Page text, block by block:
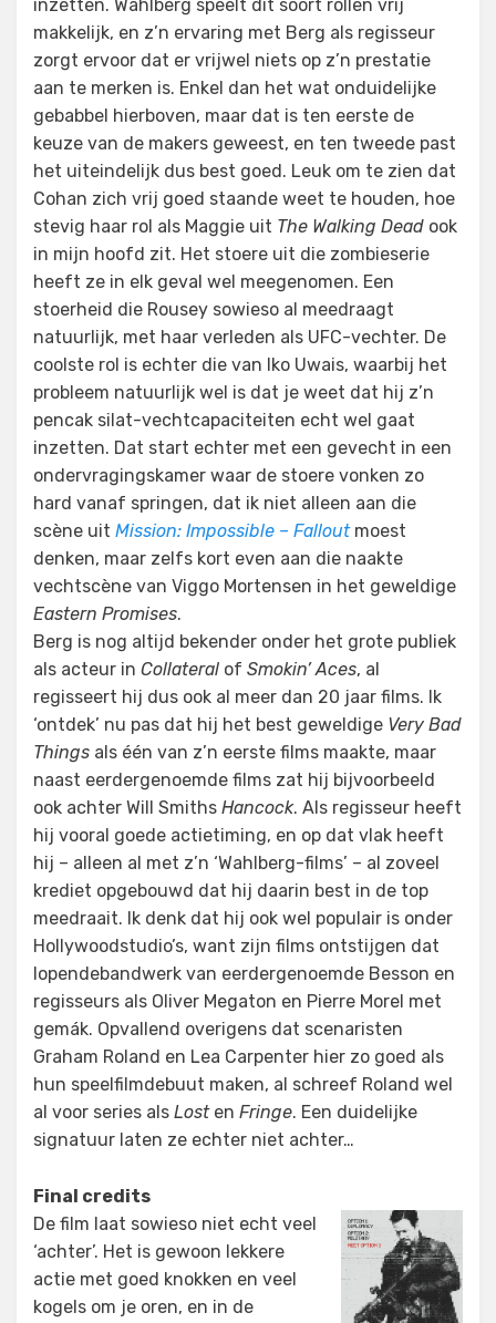
inzetten. Wahlberg speelt dit soort rollen vrij
makkelijk, en z’n ervaring met Berg als regisseur
zorgt ervoor dat er vrijwel niets op z’n prestatie
aan te merken is. Enkel dan het wat onduidelijke
gebabbel hierboven, maar dat is ten eerste de
keuze van de makers geweest, en ten tweede past
het uiteindelijk dus best goed. Leuk om te zien dat
Cohan zich vrij goed staande weet te houden, hoe
stevig haar rol als Maggie uit The Walking Dead ook
in mijn hoofd zit. Het stoere uit die zombieserie
heeft ze in elk geval wel meegenomen. Een
stoerheid die Rousey sowieso al meedraagt
natuurlijk, met haar verleden als UFC-vechter. De
coolste rol is echter die van Iko Uwais, waarbij het
probleem natuurlijk wel is dat je weet dat hij z’n
pencak silat-vechtcapaciteiten echt wel gaat
inzetten. Dat start echter met een gevecht in een
ondervragingskamer waar de stoere vonken zo
hard vanaf springen, dat ik niet alleen aan die
scène uit Mission: Impossible – Falloutmoest
denken, maar zelfs kort even aan die naakte
vechtscène van Viggo Mortensen in het geweldige
Eastern Promises.
Berg is nog altijd bekender onder het grote publiek
als acteur in Collateral of Smokin’ Aces, al
regisseert hij dus ook al meer dan 20 jaar films. Ik
‘ontdek’ nu pas dat hij het best geweldige Very Bad
Things als één van z’n eerste films maakte, maar
naast eerdergenoemde films zat hij bijvoorbeeld
ook achter Will Smiths Hancock. Als regisseur heeft
hij vooral goede actietiming, en op dat vlak heeft
hij – alleen al met z’n ‘Wahlberg-films’ – al zoveel
krediet opgebouwd dat hij daarin best in de top
meedraait. Ik denk dat hij ook wel populair is onder
Hollywoodstudio’s, want zijn films ontstijgen dat
lopendebandwerk van eerdergenoemde Besson en
regisseurs als Oliver Megaton en Pierre Morel met
gemák. Opvallend overigens dat scenaristen
Graham Roland en Lea Carpenter hier zo goed als
hun speelfilmdebuut maken, al schreef Roland wel
al voor series als Losten Fringe. Een duidelijke
signatuur laten ze echter niet achter…
Final credits
De film laat sowieso niet echt veel
‘achter’. Het is gewoon lekkere
actie met goed knokken en veel
kogels om je oren, en in de